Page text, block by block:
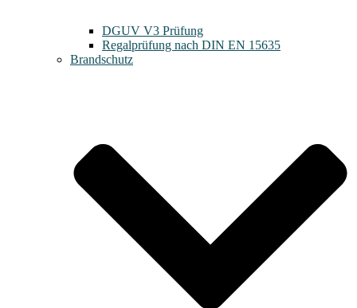
DGUV V3 Prüfung
Regalprüfung nach DIN EN 15635
Brandschutz